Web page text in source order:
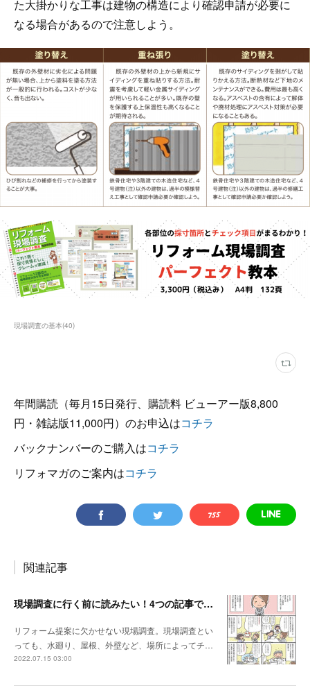
た大掛かりな工事は建物の構造により確認申請が必要に
なる場合があるので注意しよう。
現場調査の基本(40)
年間購読（毎月15日発行、購読料 ビューアー版8,800
円・雑誌版11,000円）のお申込はコチラ
バックナンバーのご購入はコチラ
リフォマガのご案内はコチラ
関連記事
現場調査に行く前に読みたい！4つの記事でおさらい！
リフォーム提案に欠かせない現場調査。現場調査とい
っても、水廻り、屋根、外壁など、場所によってチ…
2022.07.15 03:00